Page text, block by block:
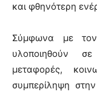
και φθηνότερη
Σύμφωνα με
υλοποιηθούν
μεταφορές,
συμπερίληψη